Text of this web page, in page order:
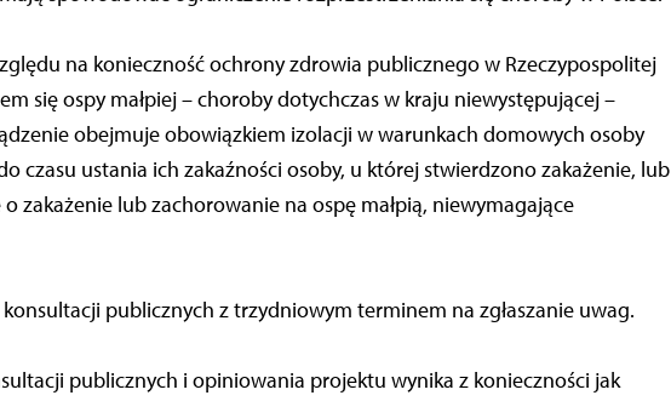
na konieczność ochrony zdrowia publicznego w Rzeczypospolitej
się ospy małpiej – choroby dotychczas w kraju niewystępującej –
obejmuje obowiązkiem izolacji w warunkach domowych osoby
czasu ustania ich zakaźności osoby, u której stwierdzono zakażenie, lub
zakażenie lub zachorowanie na ospę małpią, niewymagające
publicznych z trzydniowym terminem na zgłaszanie uwag.
publicznych i opiniowania projektu wynika z konieczności jak